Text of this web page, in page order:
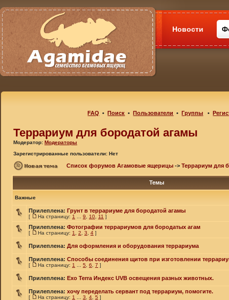
Новости
FAQ •Поиск •Пользователи •Группы •
Террариум для бородатой агамы
Модератор: Модераторы
Зарегистрированные пользователи: Нет
Список форумов Агамовые ящерицы -> Террариум для
Темы
Важные
Прилеплена: Грунт в террариуме для бородатой агамы
[ На страницу: 1 9 10 11 ]
Прилеплена: Фотографии террариумов для бородатых агам
[ На страницу: 1 2 3 4 ]
Прилеплена: Для оформления и оборудования террариума
Прилеплена: Способы соединения щитов при изготовлении
[ На страницу: 1 5 6 7 ]
Прилеплена: Exo Terra Индекс UVB освещения разных животных.
Прилеплена: хочу переделать сервант под террариум, помогите.
[ На страницу: 1 3 4 5 ]